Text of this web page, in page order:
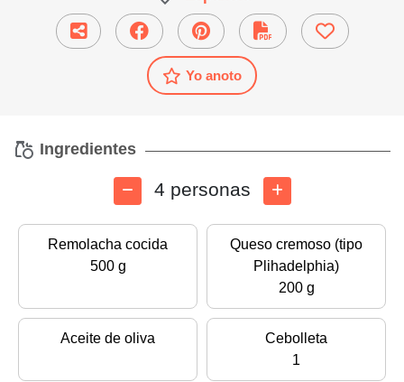
Yo anoto
Ingredientes
4 personas
Remolacha cocida
500 g
Queso cremoso (tipo
Plihadelphia)
200 g
Aceite de oliva
Cebolleta
1